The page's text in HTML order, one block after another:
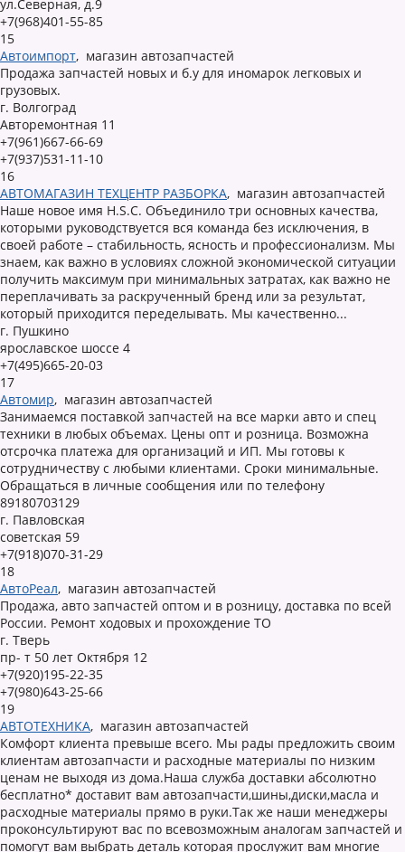
ул.Северная, д.9
+7(968)401-55-85
15
Автоимпорт, магазин автозапчастей
Продажа запчастей новых и б.у для иномарок легковых и
грузовых.
г. Волгоград
Авторемонтная 11
+7(961)667-66-69
+7(937)531-11-10
16
АВТОМАГАЗИН ТЕХЦЕНТР РАЗБОРКА, магазин автозапчастей
Наше новое имя H.S.C. Объединило три основных качества,
которыми руководствуется вся команда без исключения, в
своей работе – стабильность, ясность и профессионализм. Мы
знаем, как важно в условиях сложной экономической ситуации
получить максимум при минимальных затратах, как важно не
переплачивать за раскрученный бренд или за результат,
который приходится переделывать. Мы качественно...
г. Пушкино
ярославское шоссе 4
+7(495)665-20-03
17
Автомир, магазин автозапчастей
Занимаемся поставкой запчастей на все марки авто и спец
техники в любых объемах. Цены опт и розница. Возможна
отсрочка платежа для организаций и ИП. Мы готовы к
сотрудничеству с любыми клиентами. Сроки минимальные.
Обращаться в личные сообщения или по телефону
89180703129
г. Павловская
советская 59
+7(918)070-31-29
18
АвтоРеал, магазин автозапчастей
Продажа, авто запчастей оптом и в розницу, доставка по всей
России. Ремонт ходовых и прохождение ТО
г. Тверь
пр- т 50 лет Октября 12
+7(920)195-22-35
+7(980)643-25-66
19
АВТОТЕХНИКА, магазин автозапчастей
Комфорт клиента превыше всего. Мы рады предложить своим
клиентам автозапчасти и расходные материалы по низким
ценам не выходя из дома.Наша служба доставки абсолютно
бесплатно* доставит вам автозапчасти,шины,диски,масла и
расходные материалы прямо в руки.Так же наши менеджеры
проконсультируют вас по всевозможным аналогам запчастей и
помогут вам выбрать деталь которая прослужит вам многие